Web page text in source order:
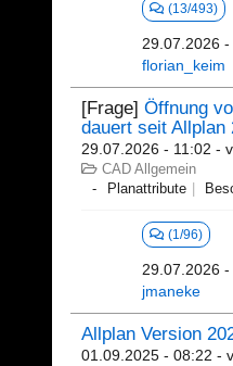
(13/493)
29.07.2026 -
florian_keim
[Frage] Öffnung
dauert seit Allplan
29.07.2026 - 11:02 -
CAD Allgemein
Planattribute
(1/96)
29.07.2026
jmaneke
Allplan Version
01.09.2025 - 08:22 -